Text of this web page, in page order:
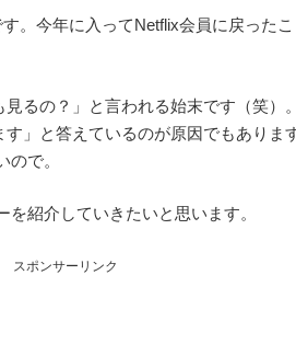
。今年に入ってNetflix会員に戻った
るの？」と言われる始末です（笑）
す」と答えているのが原因でもあり
で。
紹介していきたいと思います。
スポンサーリンク